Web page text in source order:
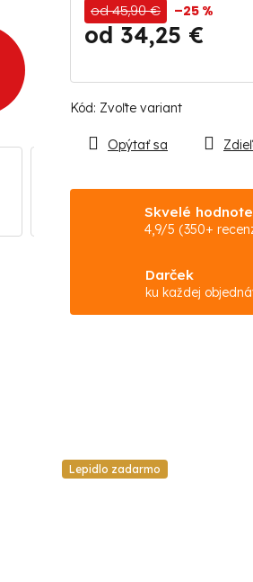
Kód: Zvoľte variant
od 45,90 € –25 %
od 34,25 €
Jednotková
Skvelé
4,9/5 (350+
Darček
ku každej
Opýtať sa
Lepidlo zadarmo